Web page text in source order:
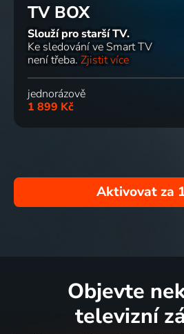
TV BOX
Slouží pro starší TV.
Ke sledování ve Smart TV
není třeba. Zjistit více
jednorázově
1 899 Kč
Aktivovat za
Objevte
televizní